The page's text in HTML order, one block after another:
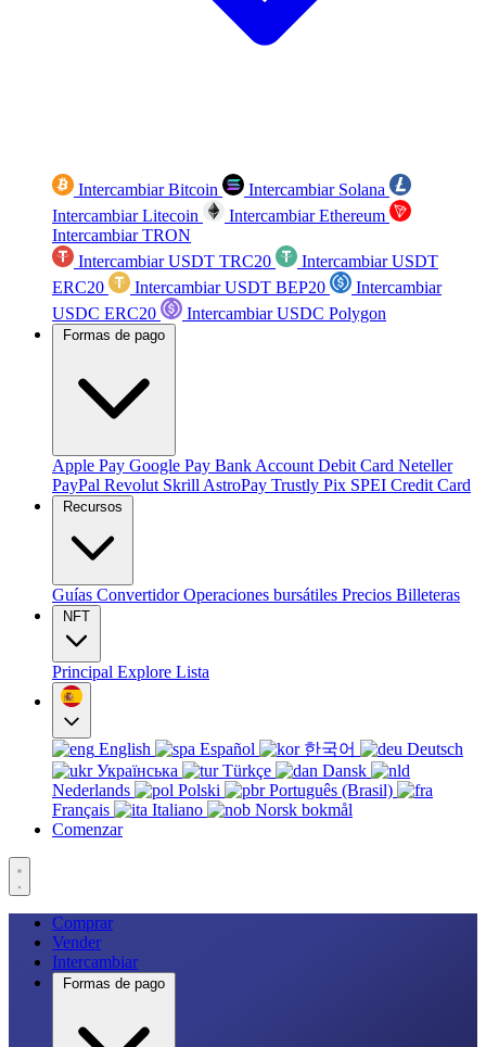
Intercambiar Bitcoin
Intercambiar Solana
Intercambiar Litecoin
Intercambiar Ethereum
Intercambiar TRON
Intercambiar USDT TRC20
Intercambiar USDT
ERC20
Intercambiar USDT BEP20
Intercambiar
USDC ERC20
Intercambiar USDC Polygon
Formas de pago
Apple Pay Google Pay Bank Account Debit Card Neteller
PayPal Revolut Skrill AstroPay Trustly Pix SPEI Credit Card
Recursos
Guías ConvertidorOperaciones bursátiles Precios Billeteras
NFT
Principal Explore Lista
English Español 한국어
Deutsch
Українська
Türkçe
Dansk
Nederlands
Polski
Português (Brasil)
Français
Italiano
Norsk bokmål
Comenzar
Comprar
Vender
Intercambiar
Formas de pago